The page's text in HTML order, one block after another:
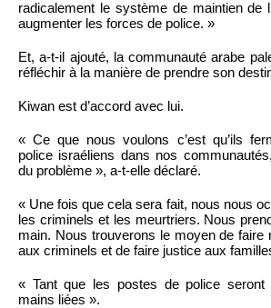
radicalement le système de maintien de
augmenter les forces de police. »
Et, a-t-il ajouté, la communauté arabe
réfléchir à la manière de prendre son
Kiwan est d’accord avec lui.
« Ce que nous voulons c’est qu’ils
police israéliens dans nos
du problème », a-t-elle déclaré.
« Une fois que cela sera fait, nous nous
les criminels et les meurtriers. Nous
main. Nous trouverons le moyen de faire
aux criminels et de faire justice aux
« Tant que les postes de police
mains liées ».